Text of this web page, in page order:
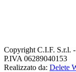
Copyright C.I.F. S.r.l.
P.IVA 06289040153
Realizzato da: Delete